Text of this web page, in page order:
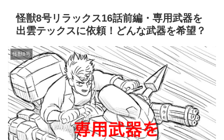
怪獣8号リラックス16話前編・専用武器を
出雲テックスに依頼！どんな武器を希望？
怪獣8号